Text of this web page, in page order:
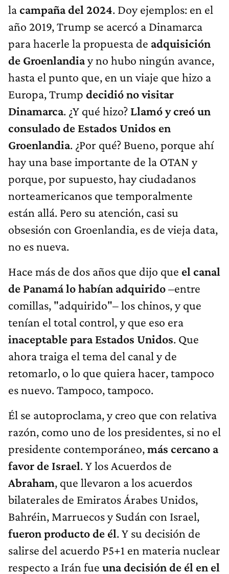
lacampaña del 2024. Doy ejemplos: en el
año 2019, Trump se acercó a Dinamarca
para hacerle la propuesta de adquisición
de Groenlandiay no hubo ningún avance,
hasta el punto que, en un viaje que hizo a
Europa, Trump decidió no visitar
Dinamarca. ¿Y qué hizo? Llamó y creó un
consulado de Estados Unidos en
Groenlandia. ¿Por qué? Bueno, porque ahí
hay una base importante de la OTAN y
porque, por supuesto, hay ciudadanos
norteamericanos que temporalmente
están allá. Pero su atención, casi su
obsesión con Groenlandia, es de vieja data,
no es nueva.
Hace más de dos años que dijo que el canal
de Panamá lo habían adquirido–entre
comillas, "adquirido"– los chinos, y que
tenían el total control, y que eso era
inaceptable para Estados Unidos. Que
ahora traiga el tema del canal y de
retomarlo, o lo que quiera hacer, tampoco
es nuevo. Tampoco, tampoco.
Él se autoproclama, y creo que con relativa
razón, como uno de los presidentes, si no el
presidente contemporáneo,más cercano a
favor de Israel. Y los Acuerdos de
Abraham, que llevaron a los acuerdos
bilaterales de Emiratos Árabes Unidos,
Bahréin, Marruecos y Sudán con Israel,
fueron producto de él. Y su decisión de
salirse del acuerdo P5+1 en materia nuclear
respecto a Irán fue una decisión de él en el